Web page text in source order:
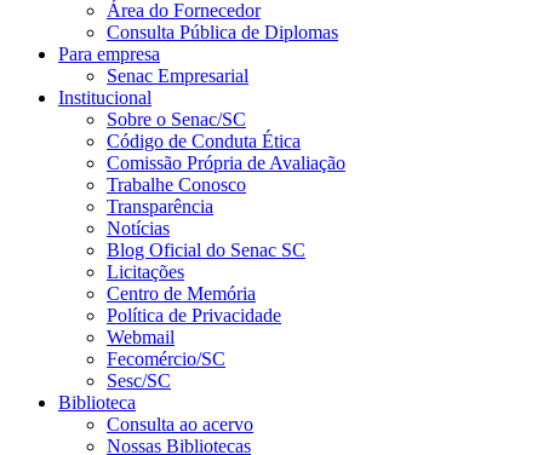
Área do Fornecedor
Consulta Pública de Diplomas
Para empresa
Senac Empresarial
Institucional
Sobre o Senac/SC
Código de Conduta Ética
Comissão Própria de Avaliação
Trabalhe Conosco
Transparência
Notícias
Blog Oficial do Senac SC
Licitações
Centro de Memória
Política de Privacidade
Webmail
Fecomércio/SC
Sesc/SC
Biblioteca
Consulta ao acervo
Nossas Bibliotecas